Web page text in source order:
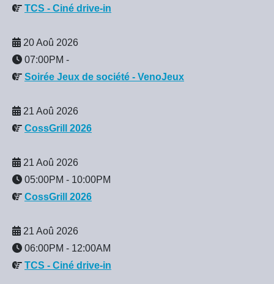
TCS - Ciné drive-in
20 Aoû 2026
07:00PM -
Soirée Jeux de société - VenoJeux
21 Aoû 2026
CossGrill 2026
21 Aoû 2026
05:00PM - 10:00PM
CossGrill 2026
21 Aoû 2026
06:00PM - 12:00AM
TCS - Ciné drive-in